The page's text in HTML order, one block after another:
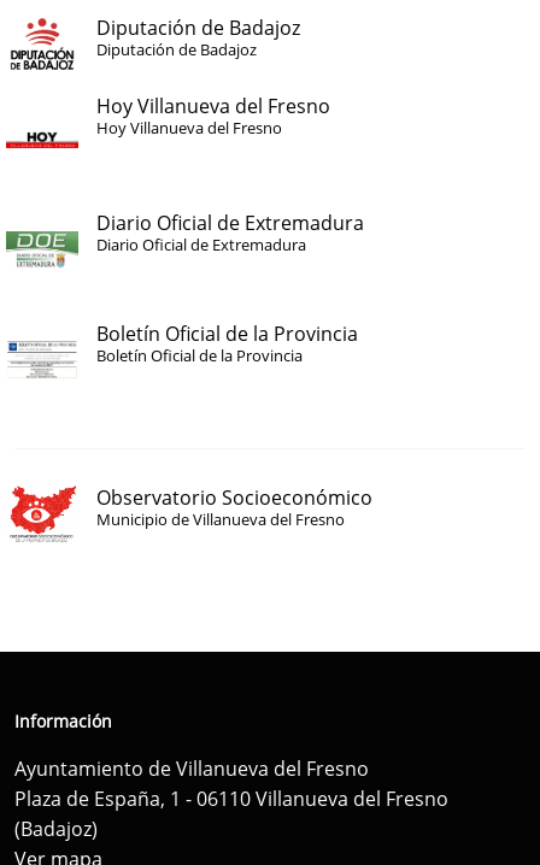
Diputación de Badajoz
Diputación de Badajoz
Hoy Villanueva del Fresno
Hoy Villanueva del Fresno
Diario Oficial de Extremadura
Diario Oficial de Extremadura
Boletín Oficial de la Provincia
Boletín Oficial de la Provincia
Observatorio Socioeconómico
Municipio de Villanueva del Fresno
Información
Ayuntamiento de Villanueva del Fresno
Plaza de España, 1 - 06110 Villanueva del Fresno
(Badajoz)
Ver mapa